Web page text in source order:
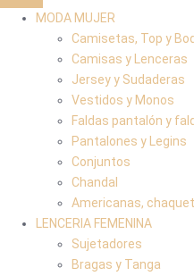
MODA MUJER
Camisetas, Top y
Camisas y Lenceras
Jersey y Sudaderas
Vestidos y Monos
Faldas pantalón y
Pantalones y Legins
Conjuntos
Chandal
Americanas,
LENCERIA FEMENINA
Sujetadores
Bragas y Tanga